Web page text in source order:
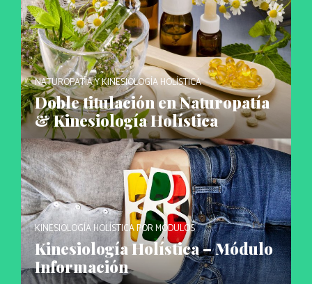
NATUROPATÍA Y KINESIOLOGÍA HOLÍSTICA
Doble titulación en Naturopatía
& Kinesiología Holística
KINESIOLOGÍA HOLÍSTICA POR MÓDULOS
Kinesiología Holística – Módulo
Información